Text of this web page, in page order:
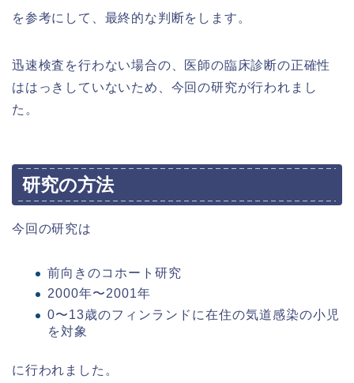
を参考にして、最終的な判断をします。
迅速検査を行わない場合の、医師の臨床診断の正確性
ははっきしていないため、今回の研究が行われまし
た。
研究の方法
今回の研究は
前向きのコホート研究
2000年〜2001年
0〜13歳のフィンランドに在住の気道感染の小児
を対象
に行われました。